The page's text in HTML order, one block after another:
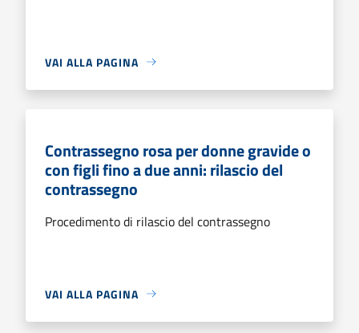
VAI ALLA PAGINA
Contrassegno rosa per donne gravide o
con figli fino a due anni: rilascio del
contrassegno
Procedimento di rilascio del contrassegno
VAI ALLA PAGINA